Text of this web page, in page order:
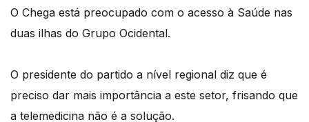
O Chega está preocupado com o acesso à Saúde nas
duas ilhas do Grupo Ocidental.
O presidente do partido a nível regional diz que é
preciso dar mais importância a este setor, frisando que
a telemedicina não é a solução.